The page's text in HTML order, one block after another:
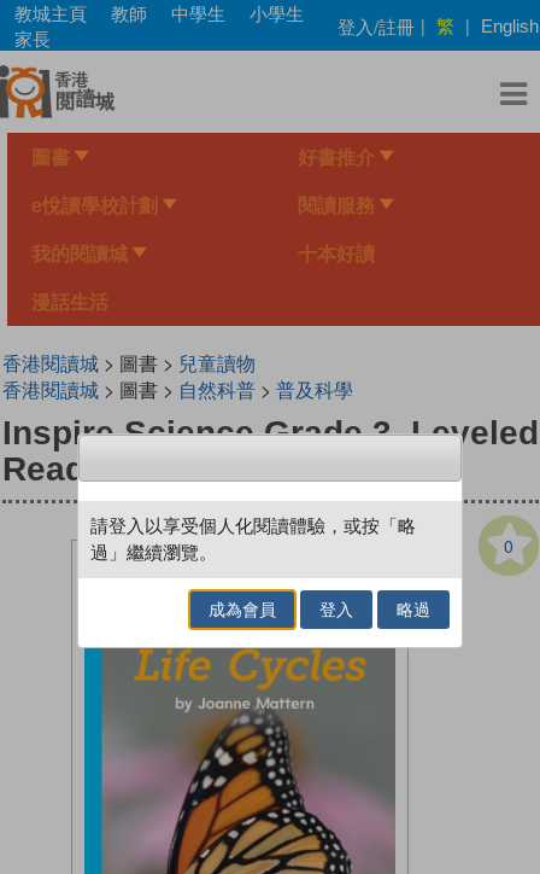
Skip
main
content
教城主頁 教師 中學生
小學生
家長
登入/註冊 | 繁 | English
圖書 好書推介
e悅讀學校計劃 閱讀服務
我的閱讀城 十本好讀
漫話生活
香港閱讀城> 圖書 > 兒童讀物
香港閱讀城> 圖書 > 自然科普> 普及科學
Inspire Science Grade 3, Leveled
Reader, Animal Life Cycles
0
請登入以享受個人化閱讀體驗，或按「略
過」繼續瀏覽。
成為會員 登入 略過